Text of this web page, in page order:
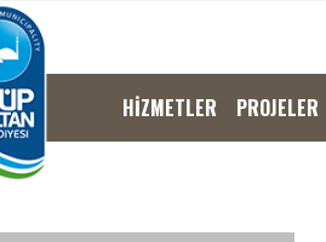
HİZMETLER PROJELER